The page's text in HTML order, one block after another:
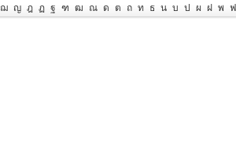
ฌ ญ ฎ ฏ ฐ ฑ ฒ ณ ด ต ถ ท ธ น บ ป ผ ฝ พ ฟ